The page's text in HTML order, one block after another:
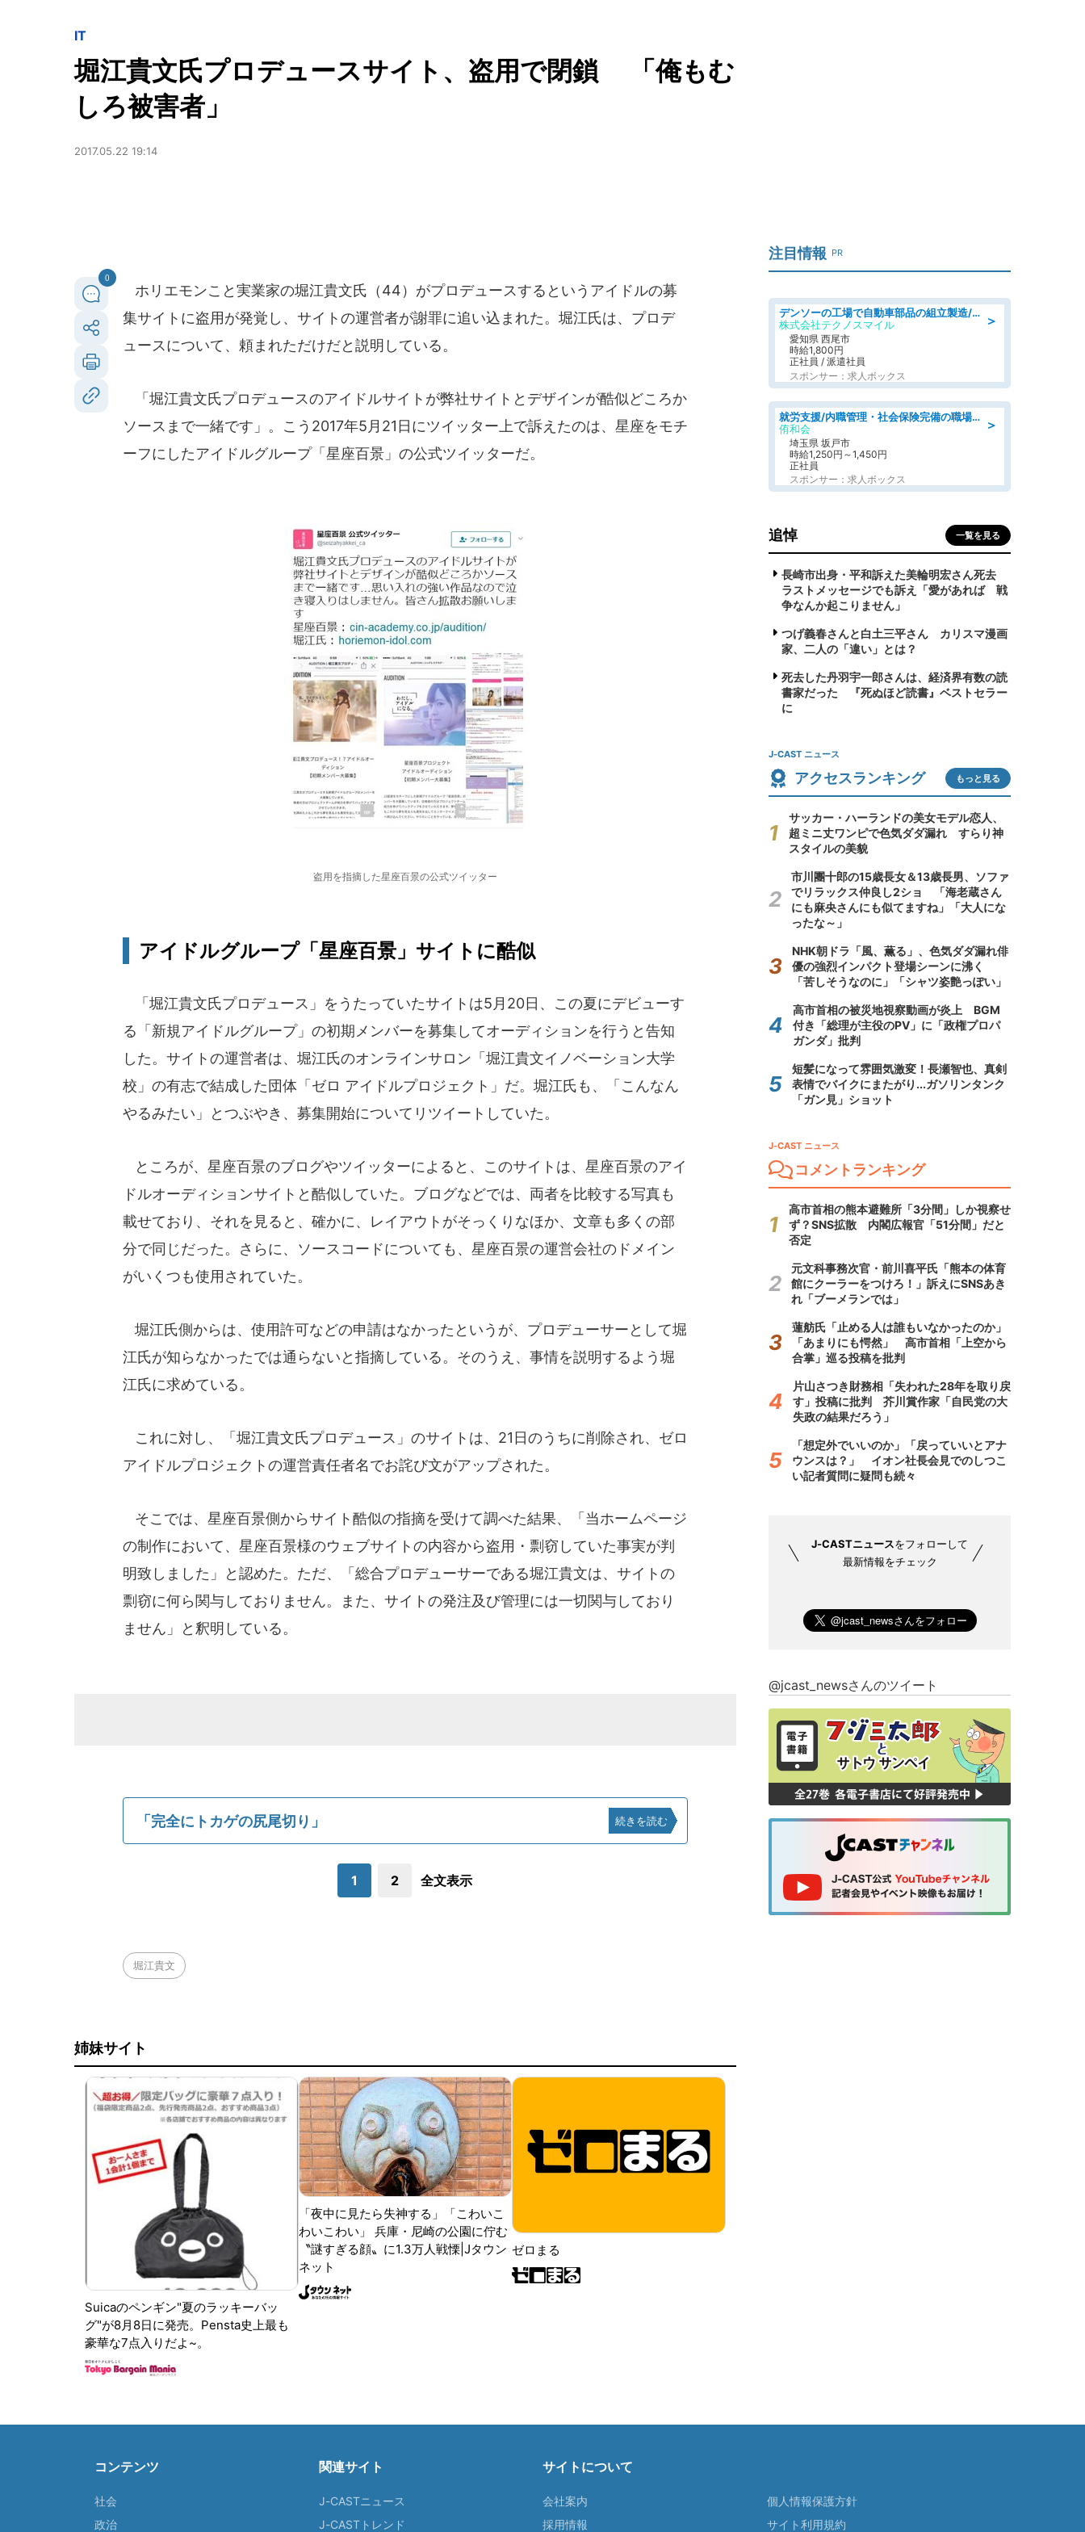
IT
堀江貴文氏プロデュースサイト、盗用で閉鎖 「俺もむ
しろ被害者」
2017.05.22 19:14
0
ホリエモンこと実業家の堀江貴文氏（44）がプロデュースするというアイドルの募
集サイトに盗用が発覚し、サイトの運営者が謝罪に追い込まれた。堀江氏は、プロデ
ュースについて、頼まれただけだと説明している。
「堀江貴文氏プロデュースのアイドルサイトが弊社サイトとデザインが酷似どころか
ソースまで一緒です」。こう2017年5月21日にツイッター上で訴えたのは、星座をモチ
ーフにしたアイドルグループ「星座百景」の公式ツイッターだ。
盗用を指摘した星座百景の公式ツイッター
アイドルグループ「星座百景」サイトに酷似
「堀江貴文氏プロデュース」をうたっていたサイトは5月20日、この夏にデビューす
る「新規アイドルグループ」の初期メンバーを募集してオーディションを行うと告知
した。サイトの運営者は、堀江氏のオンラインサロン「堀江貴文イノベーション大学
校」の有志で結成した団体「ゼロ アイドルプロジェクト」だ。堀江氏も、「こんなん
やるみたい」とつぶやき、募集開始についてリツイートしていた。
ところが、星座百景のブログやツイッターによると、このサイトは、星座百景のアイ
ドルオーディションサイトと酷似していた。ブログなどでは、両者を比較する写真も
載せており、それを見ると、確かに、レイアウトがそっくりなほか、文章も多くの部
分で同じだった。さらに、ソースコードについても、星座百景の運営会社のドメイン
がいくつも使用されていた。
堀江氏側からは、使用許可などの申請はなかったというが、プロデューサーとして堀
江氏が知らなかったでは通らないと指摘している。そのうえ、事情を説明するよう堀
江氏に求めている。
これに対し、「堀江貴文氏プロデュース」のサイトは、21日のうちに削除され、ゼロ
アイドルプロジェクトの運営責任者名でお詫び文がアップされた。
そこでは、星座百景側からサイト酷似の指摘を受けて調べた結果、「当ホームページ
の制作において、星座百景様のウェブサイトの内容から盗用・剽窃していた事実が判
明致しました」と認めた。ただ、「総合プロデューサーである堀江貴文は、サイトの
剽窃に何ら関与しておりません。また、サイトの発注及び管理には一切関与しており
ません」と釈明している。
「完全にトカゲの尻尾切り」 続きを読む
1 2 全文表示
堀江貴文
姉妹サイト
Suicaのペンギン"夏のラッキーバッ
グ"が8月8日に発売。Pensta史上最も
豪華な7点入りだよ~。
「夜中に見たら失神する」「こわいこ
わいこわい」 兵庫・尼崎の公園に佇む
〝謎すぎる顔〟に1.3万人戦慄|Jタウン
ネット
ゼロまる
注目情報 PR
＞
デンソーの工場で自動車部品の組立製造/denso aichi
株式会社テクノスマイル
愛知県 西尾市
時給1,800円
正社員 / 派遣社員
スポンサー：求人ボックス
＞
就労支援/内職管理・社会保険完備の職場で生活支援員
侑和会
埼玉県 坂戸市
時給1,250円～1,450円
正社員
スポンサー：求人ボックス
追悼 一覧を見る
長崎市出身・平和訴えた美輪明宏さん死去
ラストメッセージでも訴え「愛があれば 戦
争なんか起こりません」
つげ義春さんと白土三平さん カリスマ漫画
家、二人の「違い」とは？
死去した丹羽宇一郎さんは、経済界有数の読
書家だった 『死ぬほど読書』ベストセラー
に
J-CAST ニュース
アクセスランキング もっと見る
サッカー・ハーランドの美女モデル恋人、
超ミニ丈ワンピで色気ダダ漏れ すらり神
スタイルの美貌
市川團十郎の15歳長女＆13歳長男、ソファ
でリラックス仲良し2ショ 「海老蔵さん
にも麻央さんにも似てますね」「大人にな
ったな～」
NHK朝ドラ「風、薫る」、色気ダダ漏れ俳
優の強烈インパクト登場シーンに沸く
「苦しそうなのに」「シャツ姿艶っぽい」
高市首相の被災地視察動画が炎上 BGM
付き「総理が主役のPV」に「政権プロパ
ガンダ」批判
短髪になって雰囲気激変！長瀬智也、真剣
表情でバイクにまたがり...ガソリンタンク
「ガン見」ショット
J-CAST ニュース
コメントランキング
高市首相の熊本避難所「3分間」しか視察せ
ず？SNS拡散 内閣広報官「51分間」だと
否定
元文科事務次官・前川喜平氏「熊本の体育
館にクーラーをつけろ！」訴えにSNSあき
れ「ブーメランでは」
蓮舫氏「止める人は誰もいなかったのか」
「あまりにも愕然」 高市首相「上空から
合掌」巡る投稿を批判
片山さつき財務相「失われた28年を取り戻
す」投稿に批判 芥川賞作家「自民党の大
失政の結果だろう」
「想定外でいいのか」「戻っていいとアナ
ウンスは？」 イオン社長会見でのしつこ
い記者質問に疑問も続々
J-CASTニュースをフォローして
最新情報をチェック
@jcast_newsさんのツイート
コンテンツ
社会
政治
関連サイト
J-CASTニュース
J-CASTトレンド
サイトについて
会社案内
採用情報
個人情報保護方針
サイト利用規約